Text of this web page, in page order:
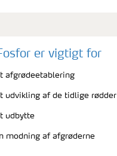
er vigtigt for
afgrødeetablering
udvikling af de tidlige rødder
udbytte
modning af afgrøderne